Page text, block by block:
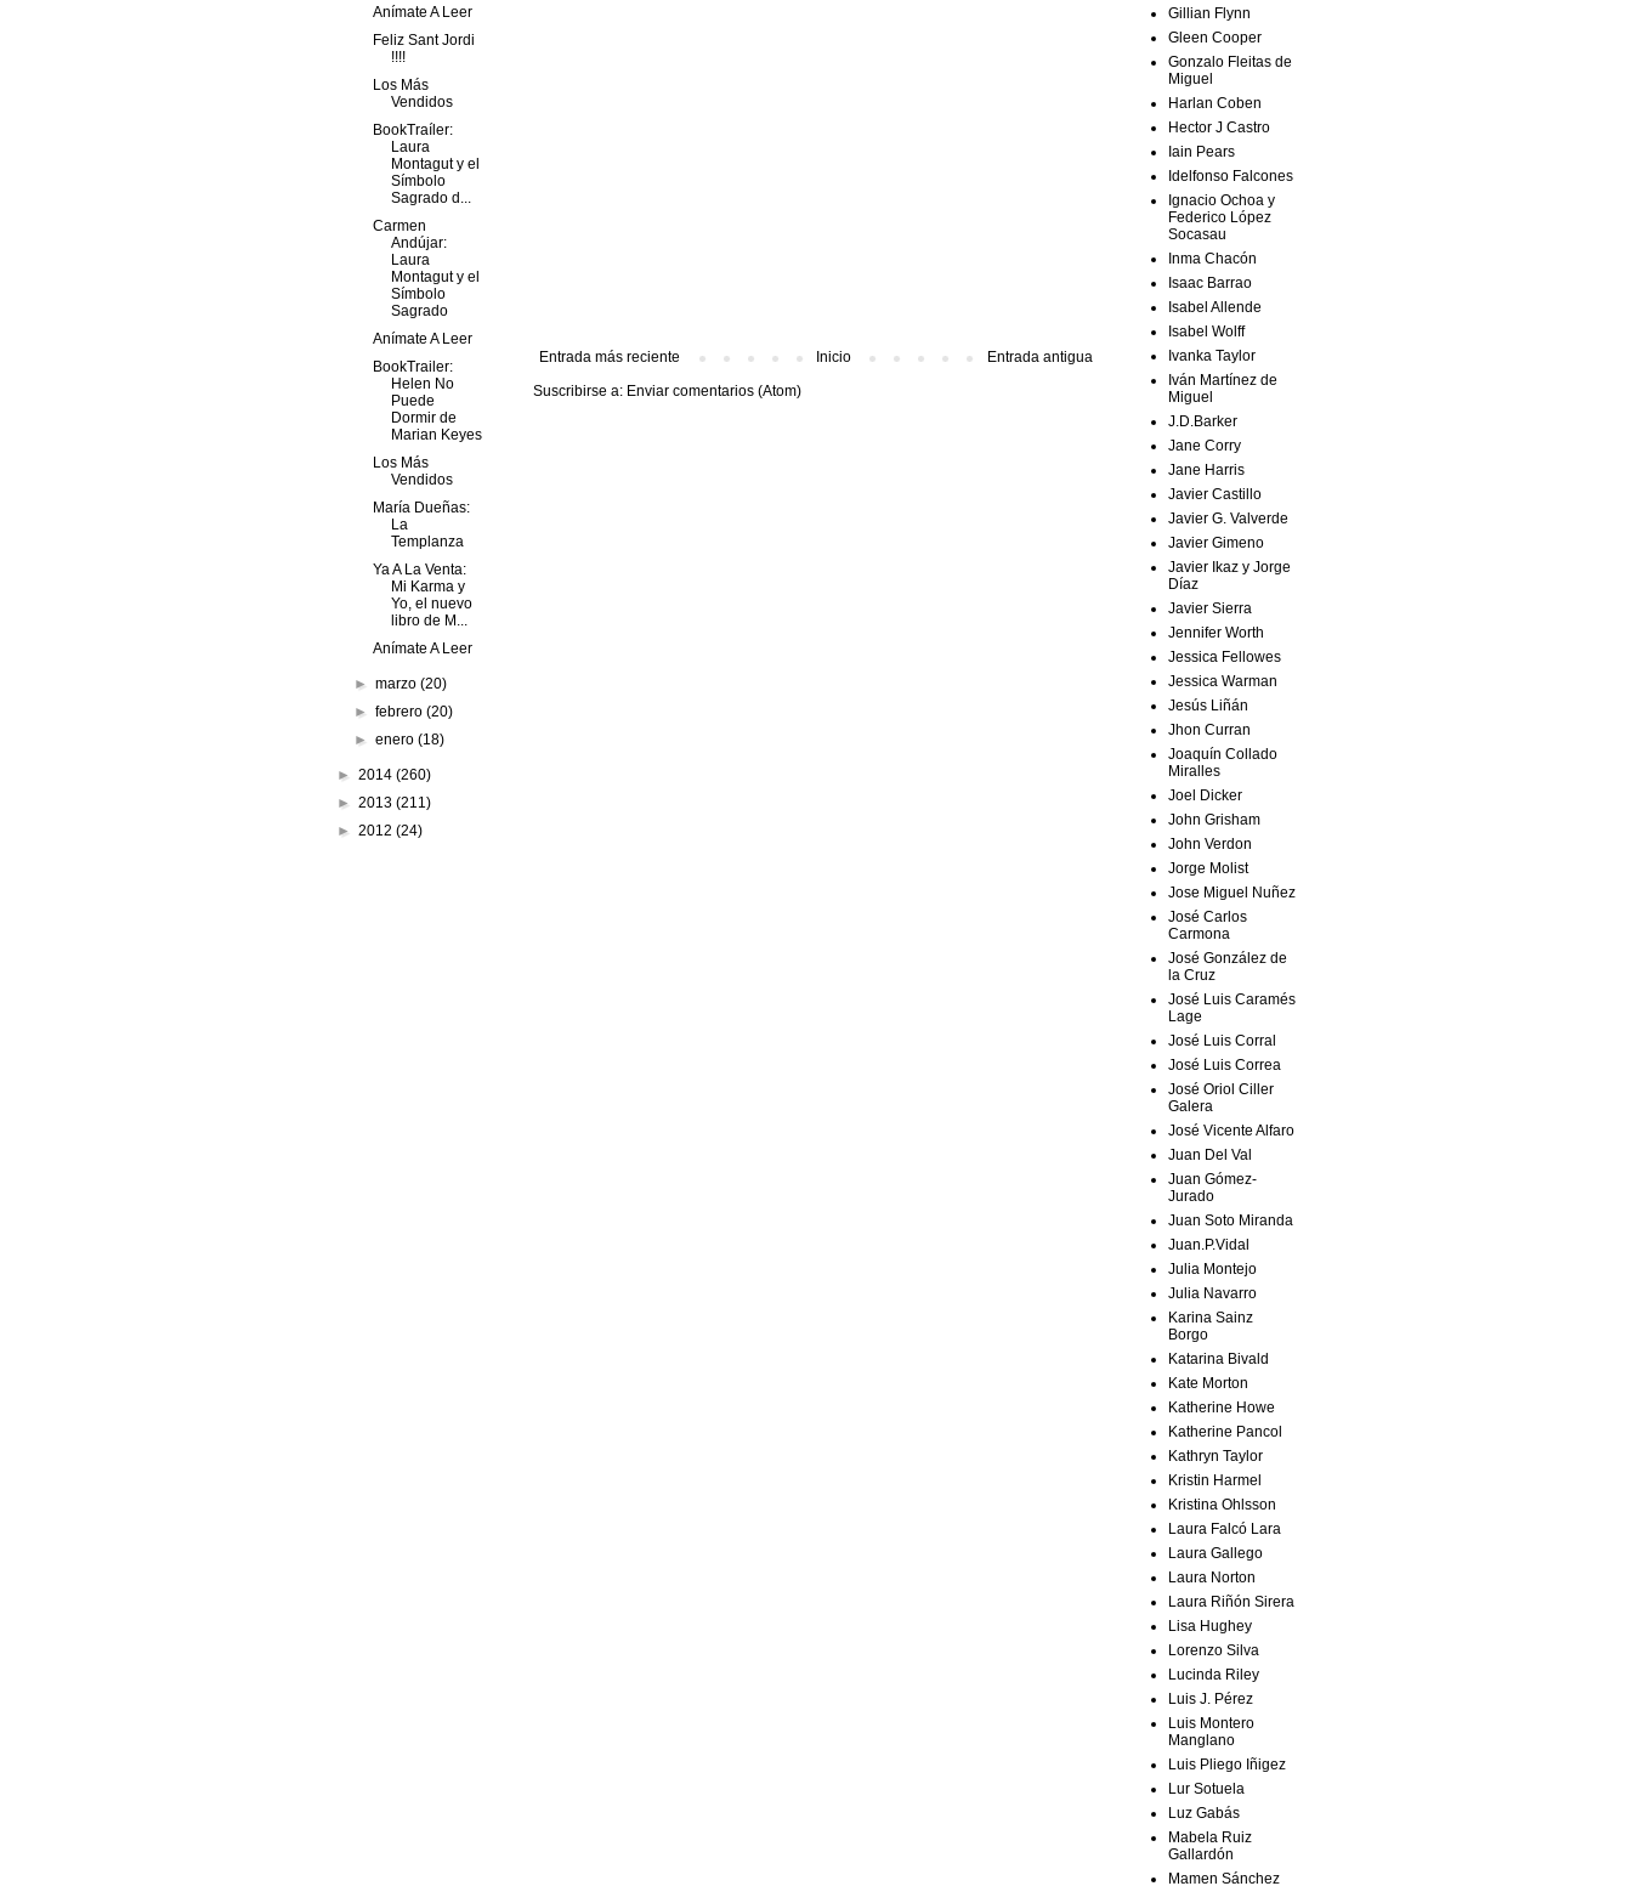
Entrada más reciente Entrada antigua
Inicio
Suscribirse a: Enviar comentarios (Atom)
Anímate A Leer
Feliz Sant Jordi
!!!!
Los Más
Vendidos
BookTraíler:
Laura
Montagut y el
Símbolo
Sagrado d...
Carmen
Andújar:
Laura
Montagut y el
Símbolo
Sagrado
Anímate A Leer
BookTrailer:
Helen No
Puede
Dormir de
Marian Keyes
Los Más
Vendidos
María Dueñas:
La
Templanza
Ya A La Venta:
Mi Karma y
Yo, el nuevo
libro de M...
Anímate A Leer
►marzo(20)
►febrero(20)
►enero(18)
► 2014 (260)
► 2013 (211)
► 2012 (24)
Gillian Flynn
Gleen Cooper
Gonzalo Fleitas de
Miguel
Harlan Coben
Hector J Castro
Iain Pears
Idelfonso Falcones
Ignacio Ochoa y
Federico López
Socasau
Inma Chacón
Isaac Barrao
Isabel Allende
Isabel Wolff
Ivanka Taylor
Iván Martínez de
Miguel
J.D.Barker
Jane Corry
Jane Harris
Javier Castillo
Javier G. Valverde
Javier Gimeno
Javier Ikaz y Jorge
Díaz
Javier Sierra
Jennifer Worth
Jessica Fellowes
Jessica Warman
Jesús Liñán
Jhon Curran
Joaquín Collado
Miralles
Joel Dicker
John Grisham
John Verdon
Jorge Molist
Jose Miguel Nuñez
José Carlos
Carmona
José González de
la Cruz
José Luis Caramés
Lage
José Luis Corral
José Luis Correa
José Oriol Ciller
Galera
José Vicente Alfaro
Juan Del Val
Juan Gómez-
Jurado
Juan Soto Miranda
Juan.P.Vidal
Julia Montejo
Julia Navarro
Karina Sainz
Borgo
Katarina Bivald
Kate Morton
Katherine Howe
Katherine Pancol
Kathryn Taylor
Kristin Harmel
Kristina Ohlsson
Laura Falcó Lara
Laura Gallego
Laura Norton
Laura Riñón Sirera
Lisa Hughey
Lorenzo Silva
Lucinda Riley
Luis J. Pérez
Luis Montero
Manglano
Luis Pliego Iñigez
Lur Sotuela
Luz Gabás
Mabela Ruiz
Gallardón
Mamen Sánchez